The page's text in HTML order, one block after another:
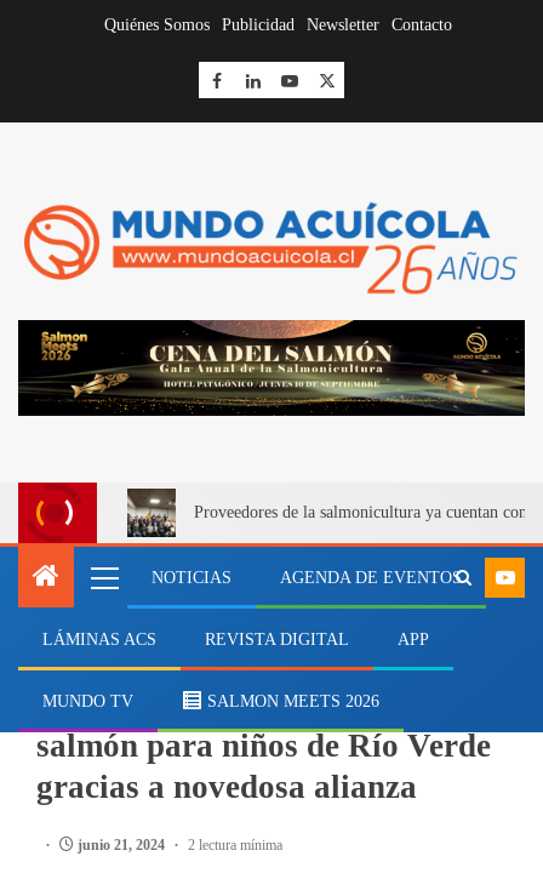
Quiénes Somos Publicidad Newsletter Contacto
Proveedores de la salmonicultura ya cuentan con
NOTICIAS AGENDA DE EVENTOS
LÁMINAS ACS REVISTA DIGITAL APP
MUNDO TV SALMON MEETS 2026
Blumar entregará porciones de
salmón para niños de Río Verde
gracias a novedosa alianza
junio 21, 2024 2 lectura mínima